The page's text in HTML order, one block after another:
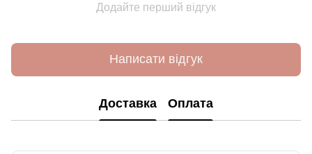
Додайте перший відгук
Написати відгук
Доставка Оплата